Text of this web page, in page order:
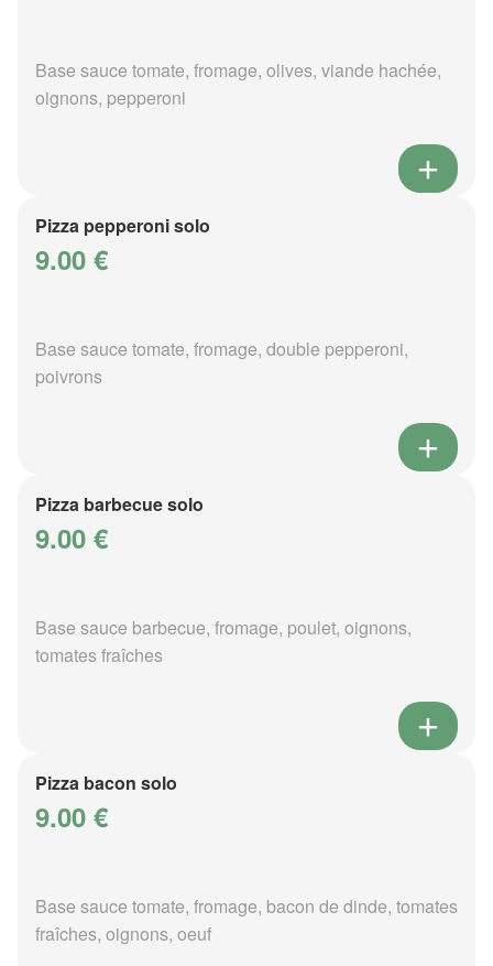
Base sauce tomate, fromage, olives, viande hachée,
oignons, pepperoni
Pizza pepperoni solo
9.00 €
Base sauce tomate, fromage, double pepperoni,
poivrons
Pizza barbecue solo
9.00 €
Base sauce barbecue, fromage, poulet, oignons,
tomates fraîches
Pizza bacon solo
9.00 €
Base sauce tomate, fromage, bacon de dinde, tomates
fraîches, oignons, oeuf